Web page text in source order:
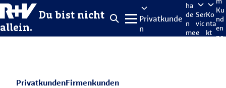
Du bist nicht
allein.
Privatkunde
n
ha
de
n
me
Ser
vic
e
Ko
nta
kt
Ku
nd
en
po
PrivatkundenFirmenkunden